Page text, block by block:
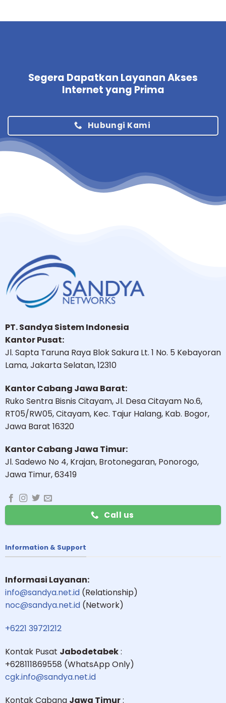
Segera Dapatkan Layanan Akses
Internet yang Prima
Hubungi Kami
PT. Sandya Sistem Indonesia
Kantor Pusat:
Jl. Sapta Taruna Raya Blok Sakura Lt. 1 No. 5 Kebayoran
Lama, Jakarta Selatan, 12310
Kantor Cabang Jawa Barat:
Ruko Sentra Bisnis Citayam, Jl. Desa Citayam No.6,
RT05/RW05, Citayam, Kec. Tajur Halang, Kab. Bogor,
Jawa Barat 16320
Kantor Cabang Jawa Timur:
Jl. Sadewo No 4, Krajan, Brotonegaran, Ponorogo,
Jawa Timur, 63419
Call us
Information & Support
Informasi Layanan:
info@sandya.net.id(Relationship)
noc@sandya.net.id(Network)
+6221 39721212
Kontak Pusat Jabodetabek:
+628111869558 (WhatsApp Only)
cgk.info@sandya.net.id
Kontak Cabang Jawa Timur: